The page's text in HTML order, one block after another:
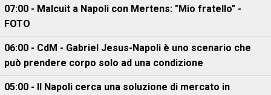
07:00 - Malcuit a Napoli con Mertens: "Mio fratello" -
FOTO
06:00 - CdM - Gabriel Jesus-Napoli è uno scenario che
può prendere corpo solo ad una condizione
05:00 - Il Napoli cerca una soluzione di mercato in